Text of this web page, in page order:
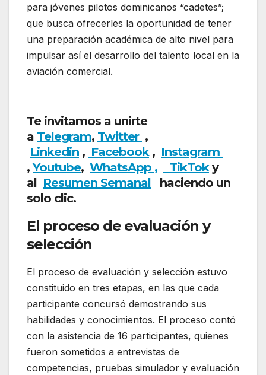
para jóvenes pilotos dominicanos “cadetes”;
que busca ofrecerles la oportunidad de tener
una preparación académica de alto nivel para
impulsar así el desarrollo del talento local en la
aviación comercial.
Te invitamos a unirte
a Telegram, Twitter ,
Linkedin , Facebook, Instagram
,Youtube, WhatsApp , TikToky
al Resumen Semanal haciendo un
solo clic.
El proceso de evaluación y
selección
El proceso de evaluación y selección estuvo
constituido en tres etapas, en las que cada
participante concursó demostrando sus
habilidades y conocimientos. El proceso contó
con la asistencia de 16 participantes, quienes
fueron sometidos a entrevistas de
competencias, pruebas simulador y evaluación